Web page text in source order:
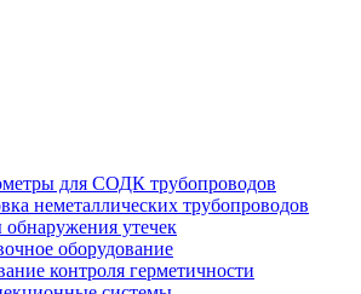
для СОДК трубопроводов
неметаллических трубопроводов
утечек
оборудование
контроля герметичности